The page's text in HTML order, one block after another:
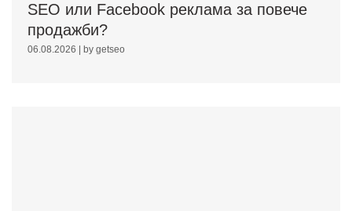
SEO или Facebook реклама за повече
продажби?
06.08.2026 by getseo